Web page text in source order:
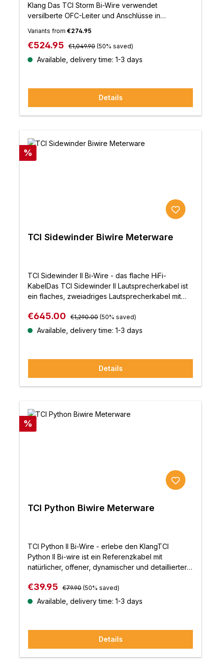
Klang Das TCI Storm Bi-Wire verwendet
versilberte OFC-Leiter und Anschlüsse in
dynamisch klingendes Kabel und vermittelt
dennoch den selten erreichten Eindruck einer
sauerstofffreie Leiter von 57/0,20mmUmmantelt mit
flammhemmendem SuperthaneBiwire-Aufbau
Variants from €274.95
Sale price:
€524.95 Regular price:
€1,049.90 (50% saved)
Available, delivery time: 1-3 days
Details
Discount
%
TCI Sidewinder Biwire Meterware
TCI Sidewinder II Bi-Wire - das flache HiFi-
KabelDas TCI Sidewinder II Lautsprecherkabel ist
ein flaches, zweiadriges Lautsprecherkabel mit
Basswiedergabe und einen offenen und
dynamischen Klang
lineare kristalline sauerstofffreie Leiter von
76/0,20mmUmmantelt mit flammhemmend
isoliertem AußenhülleSuperflacher Bi-Wire-
AufbauAußenmantel 2,1mm x 25,5mm
Sale price:
€645.00 Regular price:
€1,290.00 (50% saved)
Available, delivery time: 1-3 days
Details
Discount
%
TCI Python Biwire Meterware
TCI Python II Bi-Wire - erlebe den KlangTCI
Python II Bi-wire ist ein Referenzkabel mit
natürlicher, offener, dynamischer und detaillierter
typisch ist. Es ist als Meterware oder als
vorkonfektioniertes Kabel in Bi-wire-Konfiguration
Steckern mit Kohlefaserhülsen
erhältlich.Eigenschaften:SP-
Spezialkupferlegierung in Luft- und
RaumfahrtqualitätZwei Leiterpaare aus versilberter
Sale price:
€39.95 Regular price:
€79.90 (50% saved)
Available, delivery time: 1-3 days
Details